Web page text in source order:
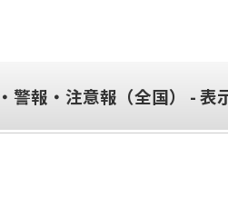
警報・注意報（全国） - 表